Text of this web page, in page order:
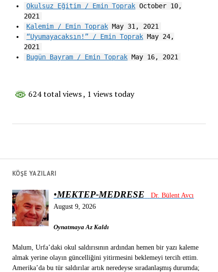
Okulsuz Eğitim / Emin Toprak October 10,
2021
Kalemim / Emin Toprak May 31, 2021
“Uyumayacaksın!” / Emin Toprak May 24,
2021
Bugün Bayram / Emin Toprak May 16, 2021
624 total views, 1 views today
KÖŞE YAZILARI
•MEKTEP-MEDRESE
Dr. Bülent Avcı
August 9, 2026
Oynatmaya Az Kaldı
Malum, Urfa’daki okul saldırısının ardından hemen bir yazı kaleme
almak yerine olayın güncelliğini yitirmesini beklemeyi tercih ettim.
Amerika’da bu tür saldırılar artık neredeyse sıradanlaşmış durumda;